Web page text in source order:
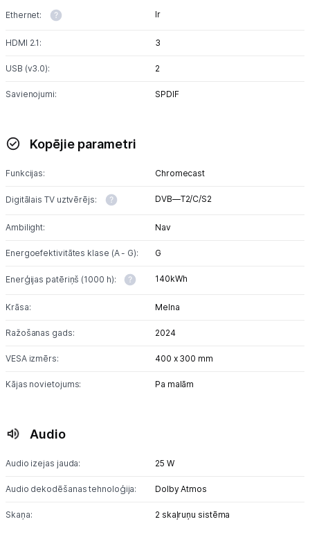
Ethernet: Ir
HDMI 2.1: 3
USB (v3.0): 2
Savienojumi: SPDIF
Kopējie parametri
Funkcijas: Chromecast
Digitālais TV uztvērējs: DVB—T2/C/S2
Ambilight: Nav
Energoefektivitātes klase (A - G): G
Enerģijas patēriņš (1000 h): 140kWh
Krāsa: Melna
Ražošanas gads: 2024
VESA izmērs: 400 x 300 mm
Kājas novietojums: Pa malām
Audio
Audio izejas jauda: 25 W
Audio dekodēšanas tehnoloģija: Dolby Atmos
Skaņa: 2 skaļruņu sistēma